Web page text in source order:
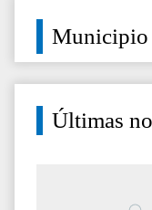
Municipio
Últimas